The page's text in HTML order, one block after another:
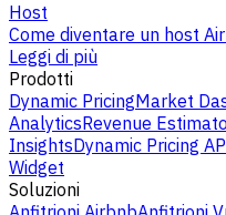
Host
Come diventare un host
Leggi di più
Prodotti
Dynamic PricingMarket
AnalyticsRevenue
InsightsDynamic Pricing
Widget
Soluzioni